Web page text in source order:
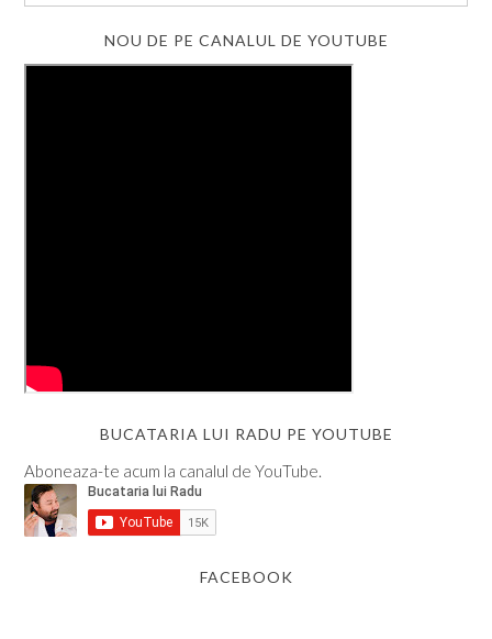
NOU DE PE CANALUL DE YOUTUBE
BUCATARIA LUI RADU PE YOUTUBE
Aboneaza-te acum la canalul de YouTube.
FACEBOOK